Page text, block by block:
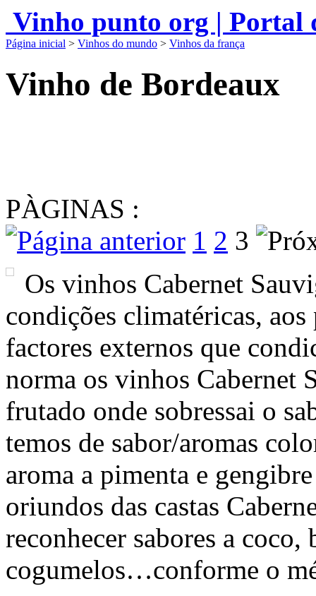
Vinho punto org | Portal
Página inicial > Vinhos do mundo > Vinhos da frança
Vinho de Bordeaux
PÀGINAS :
1 2 3
Os vinhos Cabernet
condições climatéricas,
factores externos que
norma os vinhos Cabernet
frutado onde sobressai o
temos de sabor/aromas
aroma a pimenta e
oriundos das castas
reconhecer sabores a
cogumelos…conforme o